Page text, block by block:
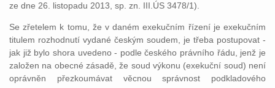
ze dne 26. listopadu 2013, sp. zn. III.ÚS 3478/1).
Se zřetelem k tomu, že v daném exekučním řízení je exekučním
titulem rozhodnutí vydané českým soudem, je třeba postupovat -
jak již bylo shora uvedeno - podle českého právního řádu, jenž je
založen na obecné zásadě, že soud výkonu (exekuční soud) není
oprávněn přezkoumávat věcnou správnost podkladového